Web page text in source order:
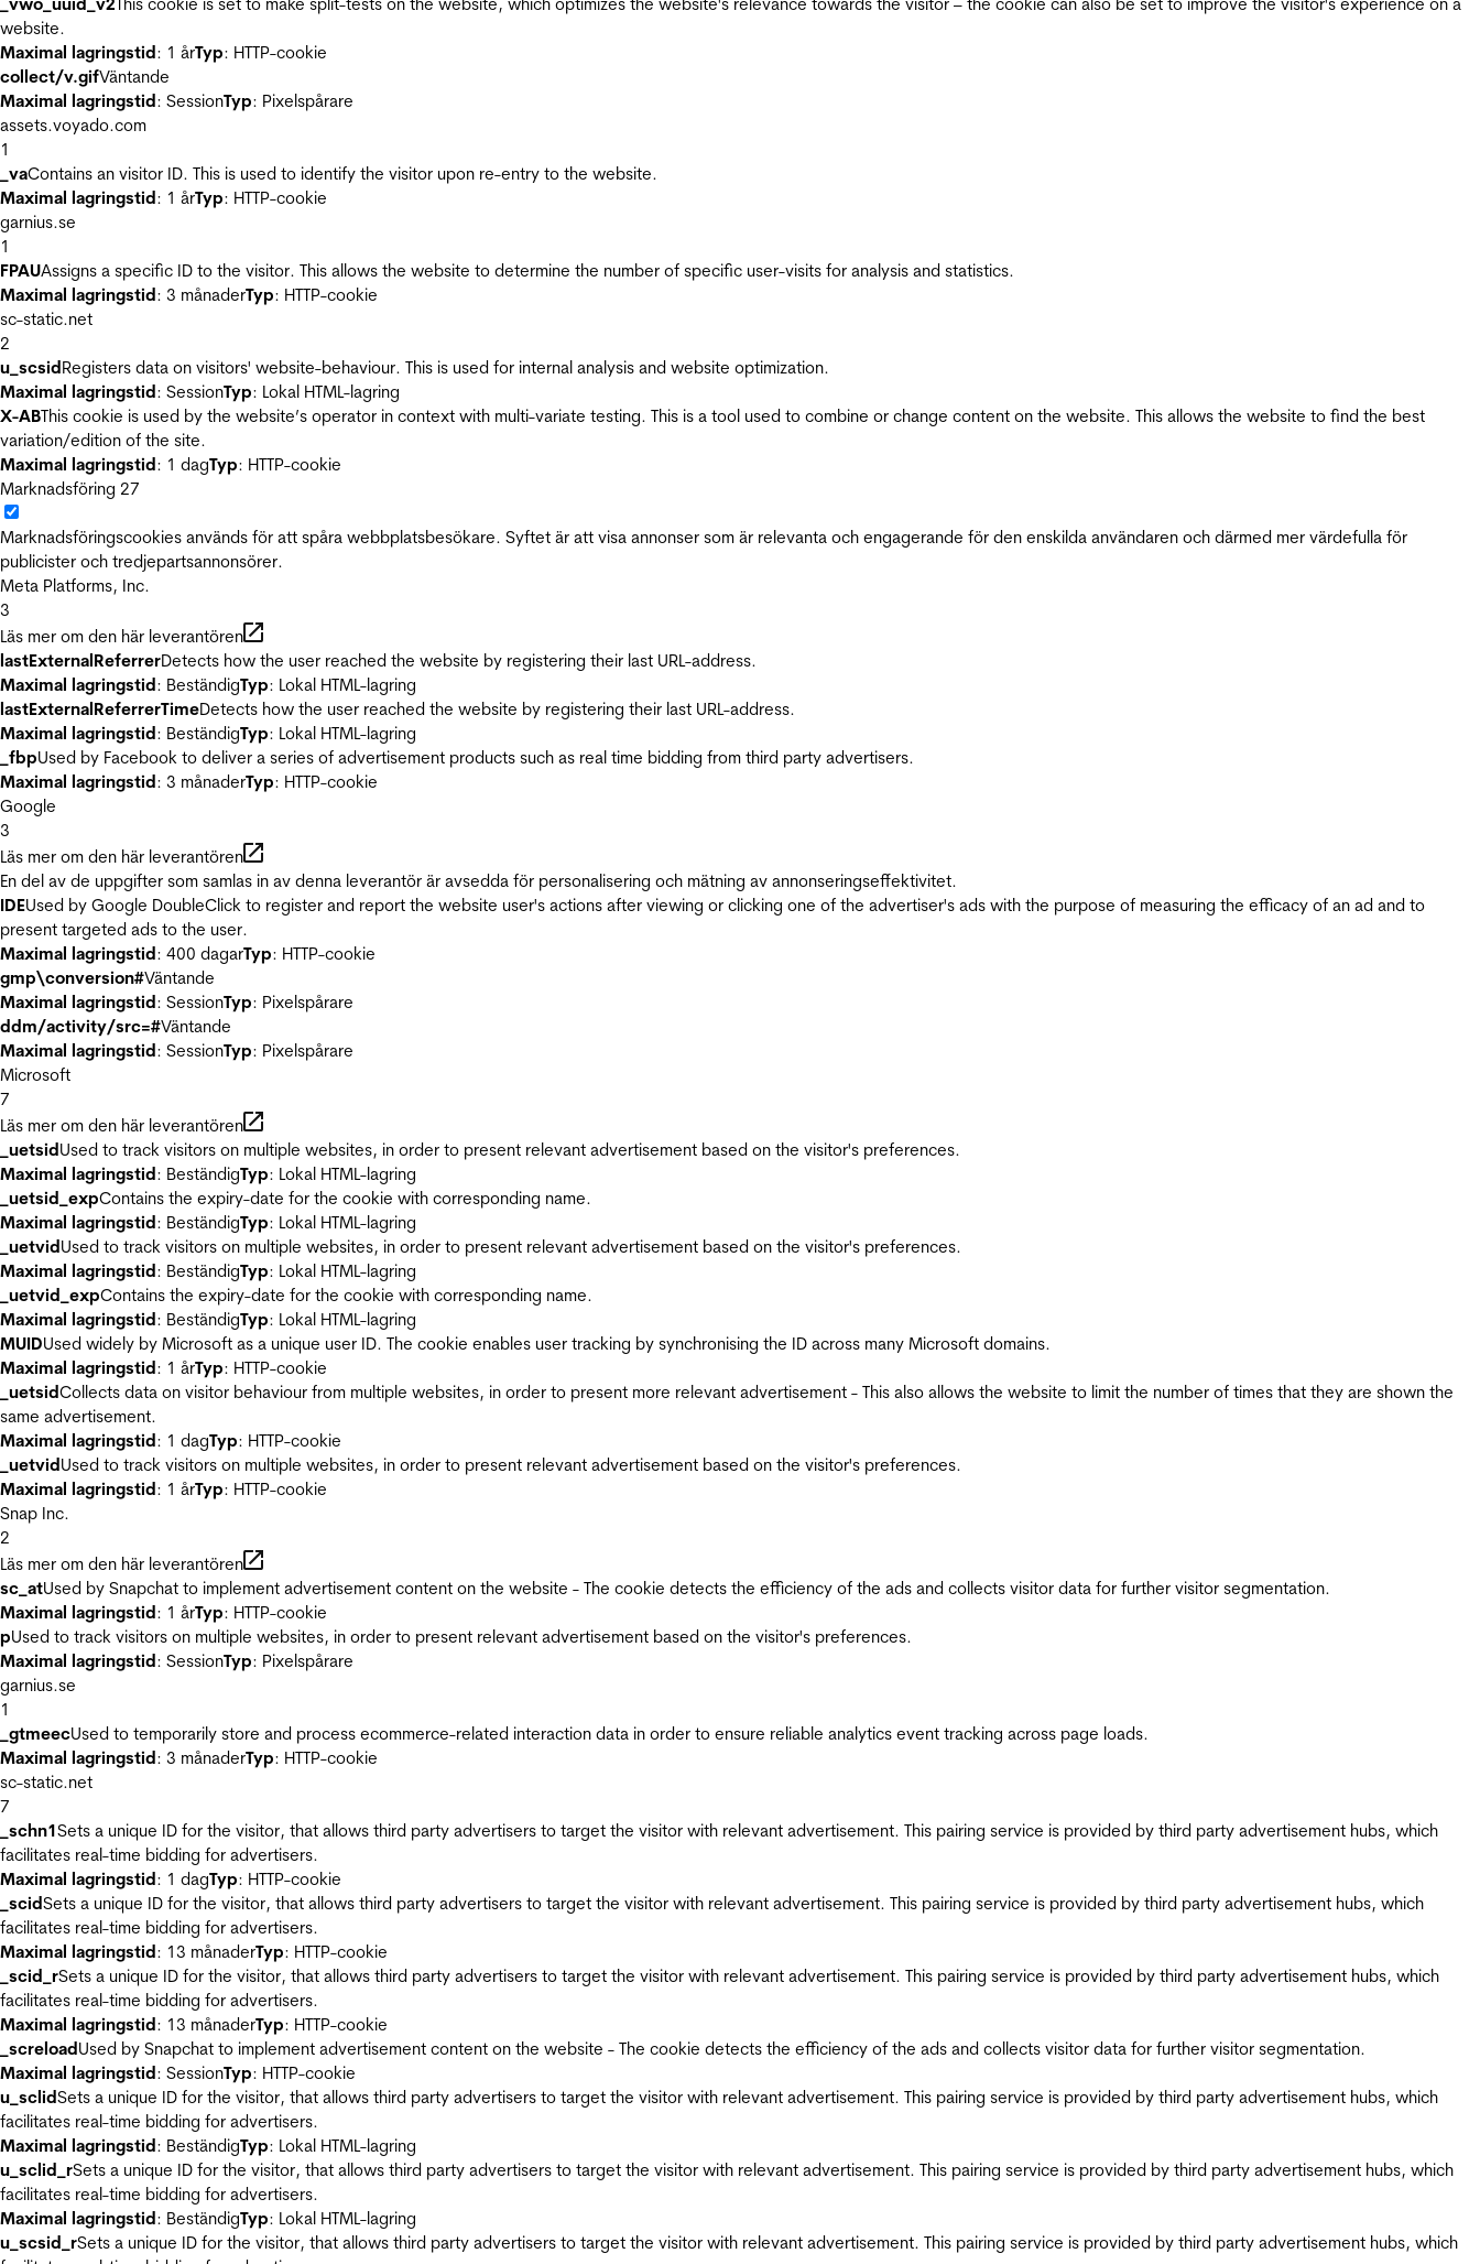
website.
Maximal lagringstid: 1 årTyp: HTTP-cookie
collect/v.gifVäntande
Maximal lagringstid: SessionTyp: Pixelspårare
assets.voyado.com
1
_vaContains an visitor ID. This is used to identify the visitor upon re-entry to the website.
Maximal lagringstid: 1 årTyp: HTTP-cookie
garnius.se
1
FPAUAssigns a specific ID to the visitor. This allows the website to determine the number of specific user-visits for analysis and statistics.
Maximal lagringstid: 3 månaderTyp: HTTP-cookie
sc-static.net
2
u_scsidRegisters data on visitors' website-behaviour. This is used for internal analysis and website optimization.
Maximal lagringstid: SessionTyp: Lokal HTML-lagring
X-ABThis cookie is used by the website’s operator in context with multi-variate testing. This is a tool used to combine or change content on the website. This allows the website to find the best
variation/edition of the site.
Maximal lagringstid: 1 dagTyp: HTTP-cookie
Marknadsföring 27
Marknadsföringscookies används för att spåra webbplatsbesökare. Syftet är att visa annonser som är relevanta och engagerande för den enskilda användaren och därmed mer värdefulla för
publicister och tredjepartsannonsörer.
Meta Platforms, Inc.
3
Läs mer om den här leverantören
lastExternalReferrerDetects how the user reached the website by registering their last URL-address.
Maximal lagringstid: BeständigTyp: Lokal HTML-lagring
lastExternalReferrerTimeDetects how the user reached the website by registering their last URL-address.
Maximal lagringstid: BeständigTyp: Lokal HTML-lagring
_fbpUsed by Facebook to deliver a series of advertisement products such as real time bidding from third party advertisers.
Maximal lagringstid: 3 månaderTyp: HTTP-cookie
Google
3
Läs mer om den här leverantören
En del av de uppgifter som samlas in av denna leverantör är avsedda för personalisering och mätning av annonseringseffektivitet.
IDEUsed by Google DoubleClick to register and report the website user's actions after viewing or clicking one of the advertiser's ads with the purpose of measuring the efficacy of an ad and to
present targeted ads to the user.
Maximal lagringstid: 400 dagarTyp: HTTP-cookie
gmp\conversion#Väntande
Maximal lagringstid: SessionTyp: Pixelspårare
ddm/activity/src=#Väntande
Maximal lagringstid: SessionTyp: Pixelspårare
Microsoft
7
Läs mer om den här leverantören
_uetsidUsed to track visitors on multiple websites, in order to present relevant advertisement based on the visitor's preferences.
Maximal lagringstid: BeständigTyp: Lokal HTML-lagring
_uetsid_expContains the expiry-date for the cookie with corresponding name.
Maximal lagringstid: BeständigTyp: Lokal HTML-lagring
_uetvidUsed to track visitors on multiple websites, in order to present relevant advertisement based on the visitor's preferences.
Maximal lagringstid: BeständigTyp: Lokal HTML-lagring
_uetvid_expContains the expiry-date for the cookie with corresponding name.
Maximal lagringstid: BeständigTyp: Lokal HTML-lagring
MUIDUsed widely by Microsoft as a unique user ID. The cookie enables user tracking by synchronising the ID across many Microsoft domains.
Maximal lagringstid: 1 årTyp: HTTP-cookie
_uetsidCollects data on visitor behaviour from multiple websites, in order to present more relevant advertisement - This also allows the website to limit the number of times that they are shown the
same advertisement.
Maximal lagringstid: 1 dagTyp: HTTP-cookie
_uetvidUsed to track visitors on multiple websites, in order to present relevant advertisement based on the visitor's preferences.
Maximal lagringstid: 1 årTyp: HTTP-cookie
Snap Inc.
2
Läs mer om den här leverantören
sc_atUsed by Snapchat to implement advertisement content on the website - The cookie detects the efficiency of the ads and collects visitor data for further visitor segmentation.
Maximal lagringstid: 1 årTyp: HTTP-cookie
pUsed to track visitors on multiple websites, in order to present relevant advertisement based on the visitor's preferences.
Maximal lagringstid: SessionTyp: Pixelspårare
garnius.se
1
_gtmeecUsed to temporarily store and process ecommerce-related interaction data in order to ensure reliable analytics event tracking across page loads.
Maximal lagringstid: 3 månaderTyp: HTTP-cookie
sc-static.net
7
_schn1Sets a unique ID for the visitor, that allows third party advertisers to target the visitor with relevant advertisement. This pairing service is provided by third party advertisement hubs, which
facilitates real-time bidding for advertisers.
Maximal lagringstid: 1 dagTyp: HTTP-cookie
_scidSets a unique ID for the visitor, that allows third party advertisers to target the visitor with relevant advertisement. This pairing service is provided by third party advertisement hubs, which
facilitates real-time bidding for advertisers.
Maximal lagringstid: 13 månaderTyp: HTTP-cookie
_scid_rSets a unique ID for the visitor, that allows third party advertisers to target the visitor with relevant advertisement. This pairing service is provided by third party advertisement hubs, which
facilitates real-time bidding for advertisers.
Maximal lagringstid: 13 månaderTyp: HTTP-cookie
_screloadUsed by Snapchat to implement advertisement content on the website - The cookie detects the efficiency of the ads and collects visitor data for further visitor segmentation.
Maximal lagringstid: SessionTyp: HTTP-cookie
u_sclidSets a unique ID for the visitor, that allows third party advertisers to target the visitor with relevant advertisement. This pairing service is provided by third party advertisement hubs, which
facilitates real-time bidding for advertisers.
Maximal lagringstid: BeständigTyp: Lokal HTML-lagring
u_sclid_rSets a unique ID for the visitor, that allows third party advertisers to target the visitor with relevant advertisement. This pairing service is provided by third party advertisement hubs, which
facilitates real-time bidding for advertisers.
Maximal lagringstid: BeständigTyp: Lokal HTML-lagring
u_scsid_rSets a unique ID for the visitor, that allows third party advertisers to target the visitor with relevant advertisement. This pairing service is provided by third party advertisement hubs, which